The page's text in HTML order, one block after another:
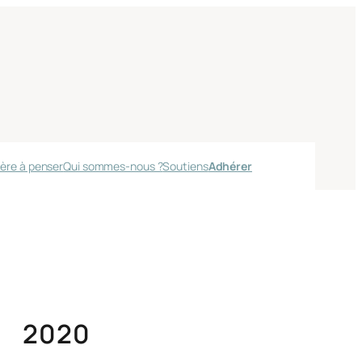
à penserQui sommes-nous ?SoutiensAdhérer
2020